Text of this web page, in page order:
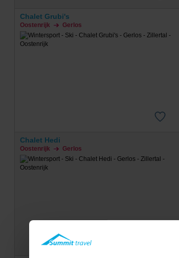
Chalet Grubi's
Oostenrijk Gerlos
Chalet Hedi
Oostenrijk Gerlos